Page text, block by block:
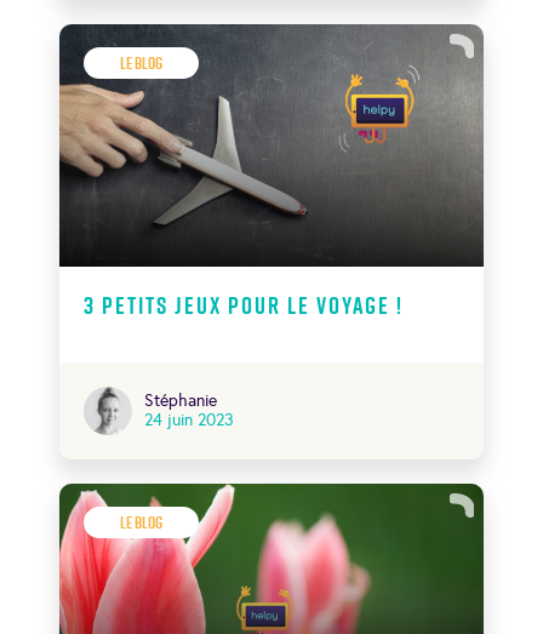
Le Blog
3 petits jeux pour le voyage !
Stéphanie
24 juin 2023
Le Blog